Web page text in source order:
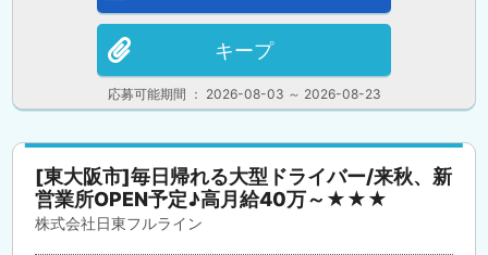
応募可能期間 ： 2026-08-03 ～ 2026-08-23
キープ
[東大阪市]毎日帰れる大型ドライバー/来秋、新
営業所OPEN予定♪高月給40万～★★★
株式会社日東フルライン